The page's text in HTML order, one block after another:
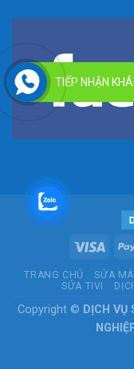
TRANG CHỦ SỬA
SỬA TIVI
Copyright © DỊCH VỤ
TIẾP NHẬN